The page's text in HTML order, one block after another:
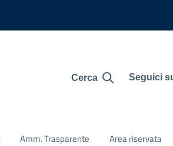
Cerca Seguici
Amm. Trasparente Area riservata